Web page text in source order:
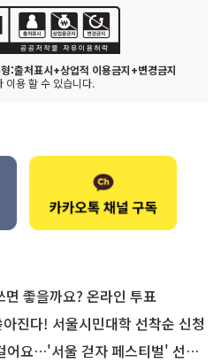
:출처표시+상업적 이용금지+변경금지
이용 할 수 있습니다.
좋을까요? 온라인 투표
진다! 서울시민대학 선착순 신청
서울 걷자 페스티벌' 선착순 5천명